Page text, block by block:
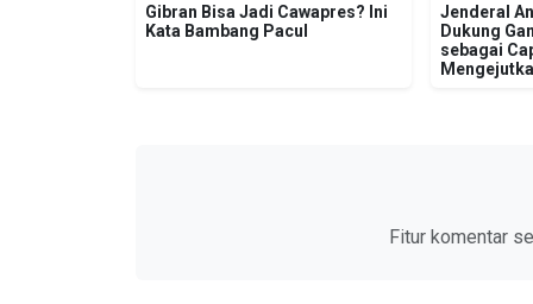
Gibran Bisa Jadi Cawapres? Ini
Kata Bambang Pacul
Jenderal
Dukung
sebagai
Fitur komentar